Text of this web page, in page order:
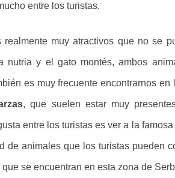
entre los turistas.
muy atractivos que no se
nutria y el gato montés, ambos
es muy frecuente encontrarnos en
, que suelen estar muy
entre los turistas es ver a la
de animales que los turistas pueden
se encuentran en esta zona de